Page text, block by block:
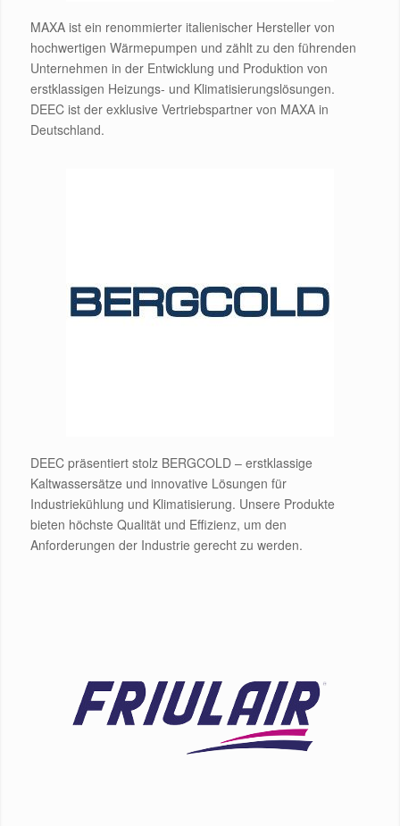
MAXA ist ein renommierter italienischer Hersteller von
hochwertigen Wärmepumpen und zählt zu den führenden
Unternehmen in der Entwicklung und Produktion von
erstklassigen Heizungs- und Klimatisierungslösungen.
DEEC ist der exklusive Vertriebspartner von MAXA in
Deutschland.
DEEC präsentiert stolz BERGCOLD – erstklassige
Kaltwassersätze und innovative Lösungen für
Industriekühlung und Klimatisierung. Unsere Produkte
bieten höchste Qualität und Effizienz, um den
Anforderungen der Industrie gerecht zu werden.